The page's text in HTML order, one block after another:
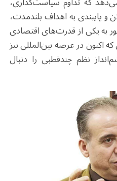
و پایبندی به اهداف بلندمدت،
به یکی از قدرت‌های اقتصادی
اکنون در عرصه بین‌المللی نیز
نظم چندقطبی را دنبال